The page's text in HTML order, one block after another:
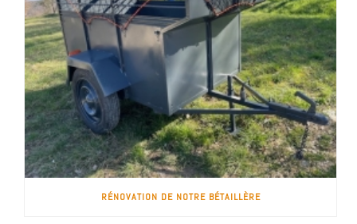
RÉNOVATION DE NOTRE BÉTAILLÈRE